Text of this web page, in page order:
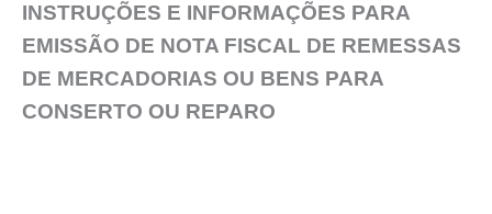
INSTRUÇÕES E INFORMAÇÕES PARA
EMISSÃO DE NOTA FISCAL DE REMESSAS
DE MERCADORIAS OU BENS PARA
CONSERTO OU REPARO